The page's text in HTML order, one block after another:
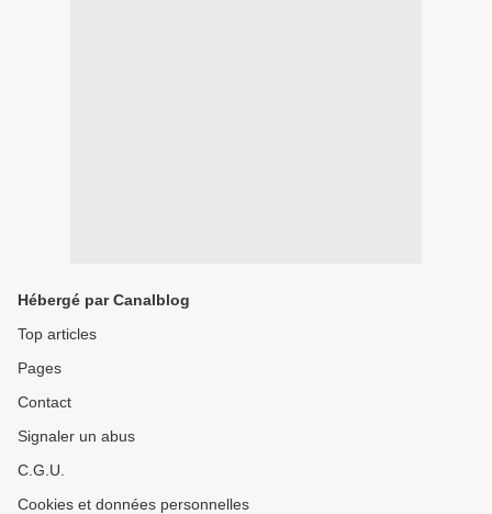
Hébergé par Canalblog
Top articles
Pages
Contact
Signaler un abus
C.G.U.
Cookies et données personnelles